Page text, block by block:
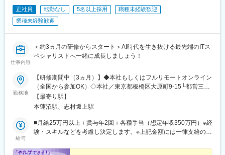
正社員 転勤なし 5名以上採用
職種未経験歓迎
業種未経験歓迎
仕事内容
＜約3ヵ月の研修からスタート＞AI時代を生き抜ける最先端のITス
ペシャリストへ一緒に成長しましょう！
勤務地
【研修期間中（3ヵ月）】◆本社もしくはフルリモートオンライン
（全国から参加OK）◇本社／東京都板橋区大原町9-15└都営三田
線「本蓮沼駅」より徒歩4分└都営三田線「志村坂上駅」より徒歩
9分【研修終了後】◆東京23区を中心とした全国各地のITプロジェ
ん。※すべて徒歩10分以内の駅チカオフィスです。※フルリモー
ト・在宅勤務・リモートワークはプロジェクトによって異なりま
【最寄り駅】
本蓮沼駅、志村坂上駅
給与
■月給25万円以上＋賞与年2回＋各種手当（想定年収350万円）※経
験・スキルなどを考慮し決定します。※上記金額には一律支給の住
（期間中は月給23万円以上で、その他の待遇に変更なし）☆経験